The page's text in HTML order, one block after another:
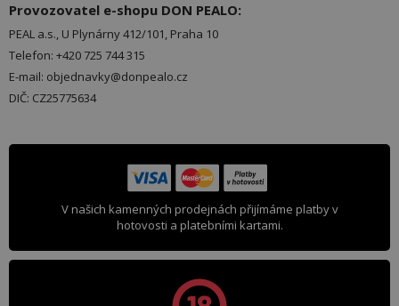
Provozovatel e-shopu DON PEALO:
PEAL a.s., U Plynárny 412/101, Praha 10
Telefon: +420 725 744 315
E-mail: objednavky@donpealo.cz
DIČ: CZ25775634
V našich kamenných prodejnách přijímáme platby v
hotovosti a platebními kartami.